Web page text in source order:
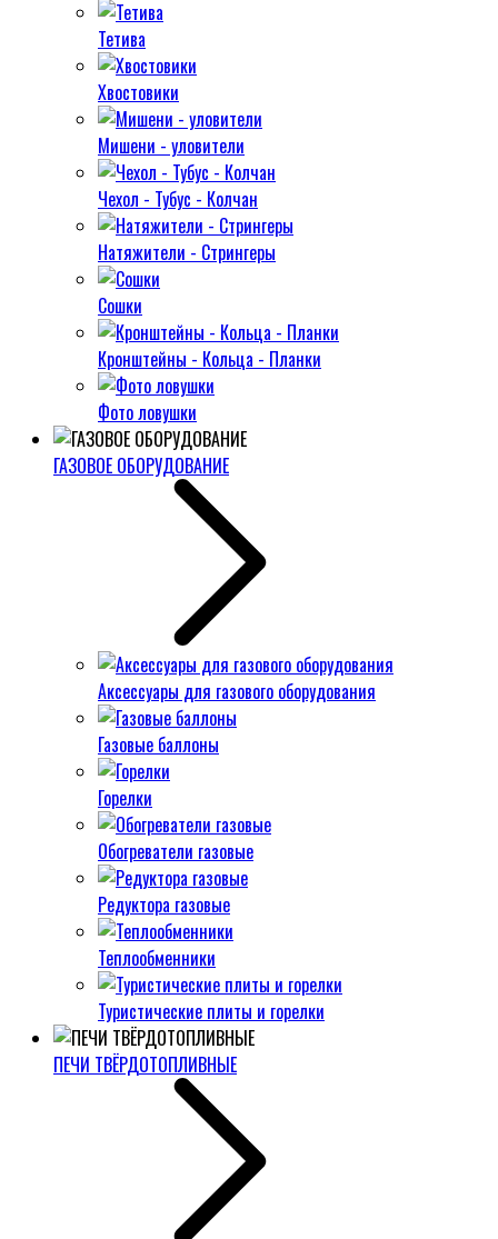
Тетива
Хвостовики
Мишени - уловители
Чехол - Тубус - Колчан
Натяжители - Стрингеры
Сошки
Кронштейны - Кольца - Планки
Фото ловушки
ГАЗОВОЕ ОБОРУДОВАНИЕ
Аксессуары для газового оборудования
Газовые баллоны
Горелки
Обогреватели газовые
Редуктора газовые
Теплообменники
Туристические плиты и горелки
ПЕЧИ ТВЁРДОТОПЛИВНЫЕ